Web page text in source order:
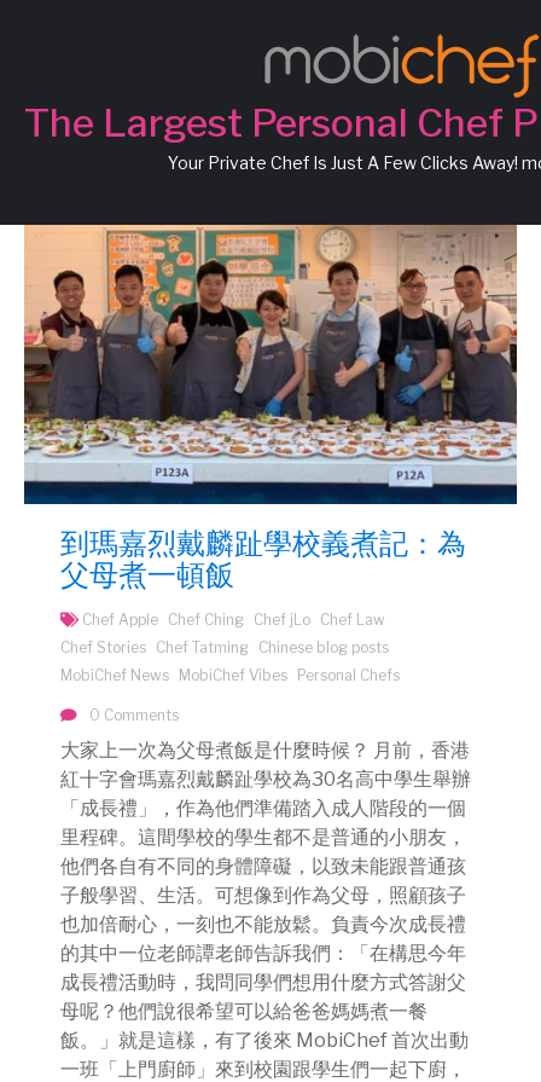
The Largest Personal Chef
Your Private Chef Is Just A Few Clicks Away!
到瑪嘉烈戴麟趾學校義煮記：為
父母煮一頓飯
Chef Apple Chef Ching Chef jLo Chef Law
Chef Stories Chef Tatming
Chinese blog posts
MobiChef News
MobiChef Vibes Personal Chefs
0 Comments
大家上一次為父母煮飯是什麼時候？ 月前，香港
紅十字會瑪嘉烈戴麟趾學校為30名高中學生舉辦
「成長禮」，作為他們準備踏入成人階段的一個
里程碑。這間學校的學生都不是普通的小朋友，
他們各自有不同的身體障礙，以致未能跟普通孩
子般學習、生活。可想像到作為父母，照顧孩子
也加倍耐心，一刻也不能放鬆。負責今次成長禮
的其中一位老師譚老師告訴我們：「在構思今年
成長禮活動時，我問同學們想用什麼方式答謝父
母呢？他們說很希望可以給爸爸媽媽煮一餐
飯。」就是這樣，有了後來 MobiChef 首次出動
一班「上門廚師」來到校園跟學生們一起下廚，